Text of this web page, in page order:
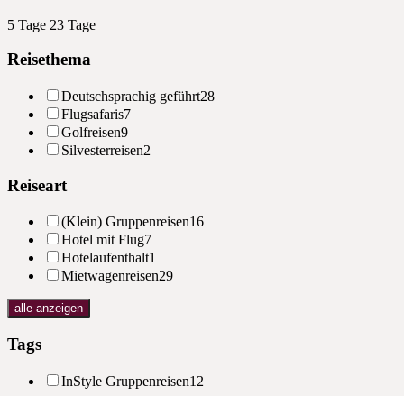
5 Tage 23 Tage
Reisethema
Deutschsprachig geführt28
Flugsafaris7
Golfreisen9
Silvesterreisen2
Reiseart
(Klein) Gruppenreisen16
Hotel mit Flug7
Hotelaufenthalt1
Mietwagenreisen29
alle anzeigen
Tags
InStyle Gruppenreisen12